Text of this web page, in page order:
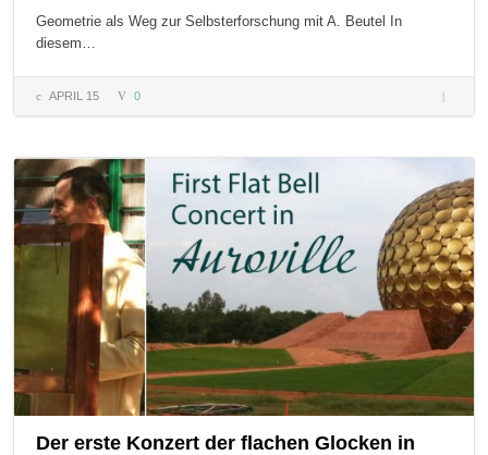
Geometrie als Weg zur Selbsterforschung mit A. Beutel In
diesem…
APRIL 15 0
Weg zur
Der erste Konzert der flachen Glocken in